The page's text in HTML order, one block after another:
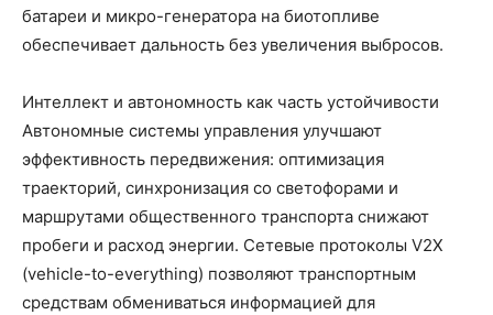
батареи и микро-генератора на биотопливе
обеспечивает дальность без увеличения выбросов.
Интеллект и автономность как часть устойчивости
Автономные системы управления улучшают
эффективность передвижения: оптимизация
траекторий, синхронизация со светофорами и
маршрутами общественного транспорта снижают
пробеги и расход энергии. Сетевые протоколы V2X
(vehicle-to-everything) позволяют транспортным
средствам обмениваться информацией для